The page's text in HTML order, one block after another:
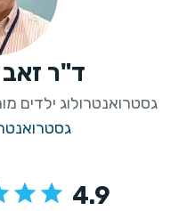
ד"ר זאב
גסטרואנטרולוג ילדים
4.9